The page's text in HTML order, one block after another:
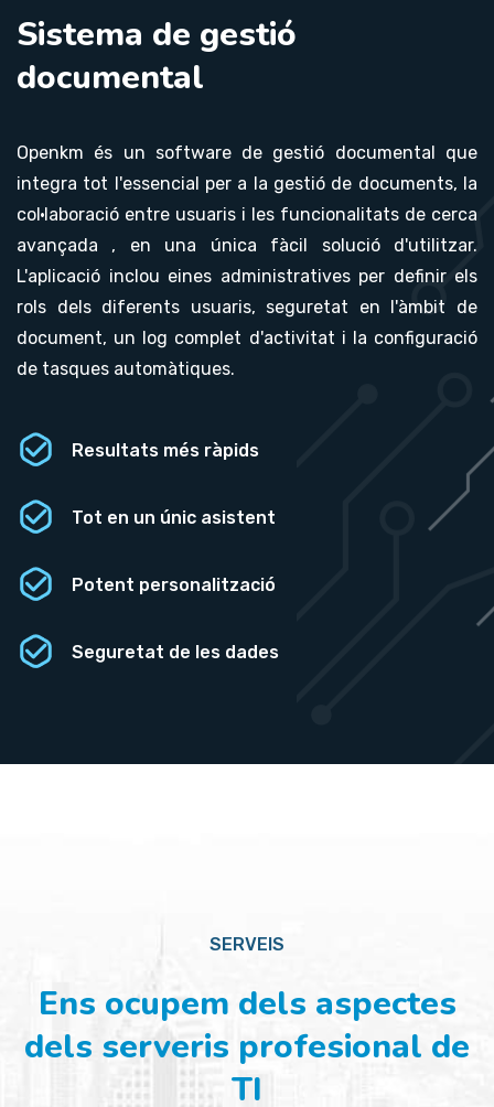
Sistema de gestió
documental
Openkm és un software de gestió documental que
integra tot l'essencial per a la gestió de documents, la
col·laboració entre usuaris i les funcionalitats de cerca
avançada , en una única fàcil solució d'utilitzar.
L'aplicació inclou eines administratives per definir els
rols dels diferents usuaris, seguretat en l'àmbit de
document, un log complet d'activitat i la configuració
de tasques automàtiques.
Resultats més ràpids
Tot en un únic asistent
Potent personalització
Seguretat de les dades
SERVEIS
Ens ocupem dels aspectes
dels serveris profesional de
TI